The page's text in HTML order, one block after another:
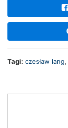
Tagi: czesław lang,